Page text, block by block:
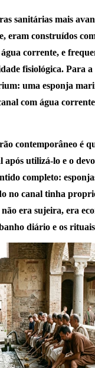
sanitárias mais
eram construídos
corrente, e
fisiológica. Para
uma esponja
com água
contemporâneo é
após utilizá-lo e o
completo:
no canal tinha
era sujeira, era
diário e os